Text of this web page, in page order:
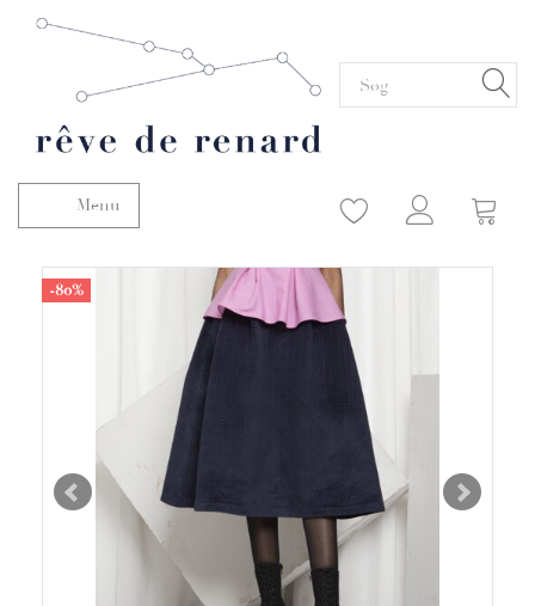
Skifte navigation
Menu
-80%